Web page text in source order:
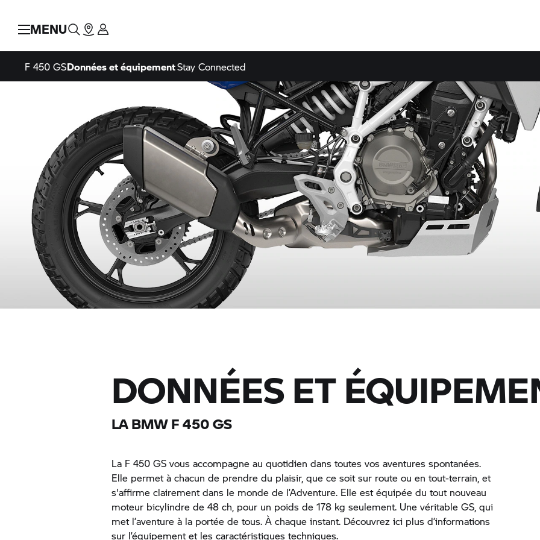
MENU
F 450 GSDonnées et équipementStay Connected
DONNÉES ET
LA BMW F 450 GS
La F 450 GS vous accompagne au quotidien dans toutes vos aventures spontanées.
Elle permet à chacun de prendre du plaisir, que ce soit sur route ou en tout-terrain, et
s'affirme clairement dans le monde de l’Adventure. Elle est équipée du tout nouveau
moteur bicylindre de 48 ch, pour un poids de 178 kg seulement. Une véritable GS, qui
met l’aventure à la portée de tous. À chaque instant. Découvrez ici plus d’informations
sur l’équipement et les caractéristiques techniques.